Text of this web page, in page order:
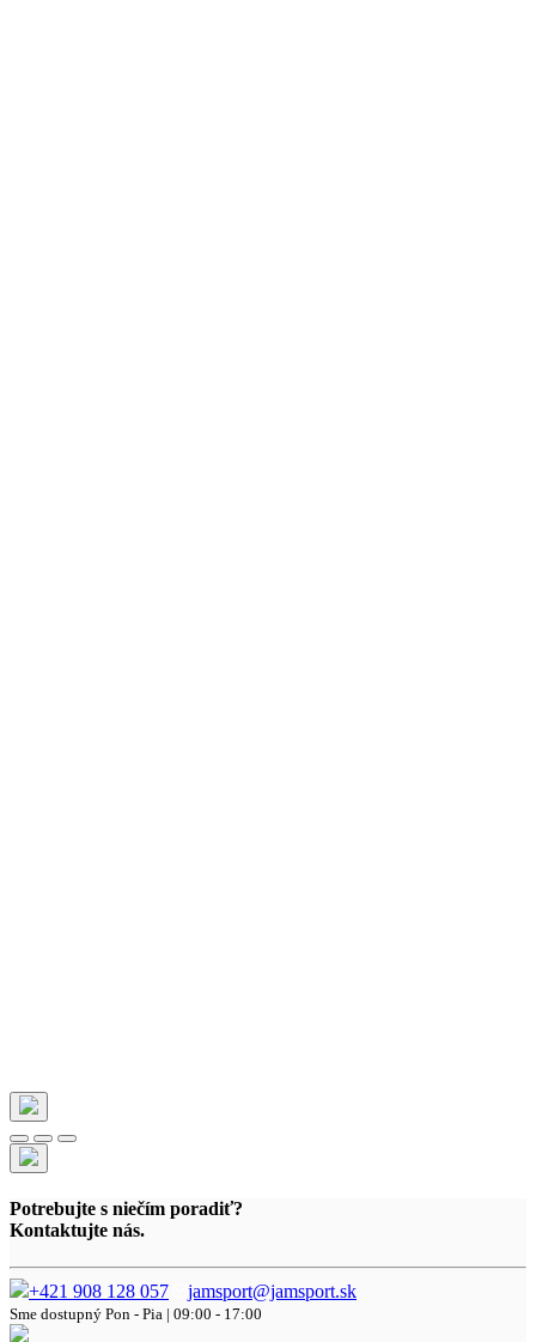
Potrebujte s niečím poradiť?
Kontaktujte nás.
+421 908 128 057 jamsport@jamsport.sk
Sme dostupný Pon - Pia | 09:00 - 17:00